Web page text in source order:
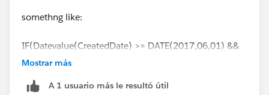
somethng like:
IF(Datevalue(CreatedDate) >= DATE(2017,06,01) &&
Datevalue(CreatedDate) <= DATE(2016,07,31),
Mostrar más
A 1 usuario más le resultó útil